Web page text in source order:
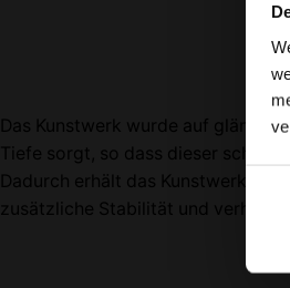
Das Kunstwerk wurde auf
Tiefe sorgt, so dass dieser
Dadurch erhält das Kunstwerk
zusätzliche Stabilität und